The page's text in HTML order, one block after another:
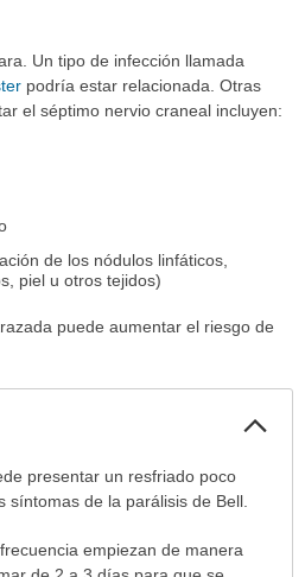
Un tipo de infección llamada
podría estar relacionada. Otras
el séptimo nervio craneal incluyen:
de los nódulos linfáticos,
piel u otros tejidos)
puede aumentar el riesgo de
presentar un resfriado poco
síntomas de la parálisis de Bell.
empiezan de manera